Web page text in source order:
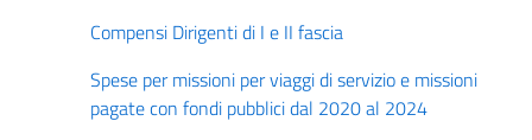
Compensi Dirigenti di I e II fascia
Spese per missioni per viaggi di servizio e missioni
pagate con fondi pubblici dal 2020 al 2024